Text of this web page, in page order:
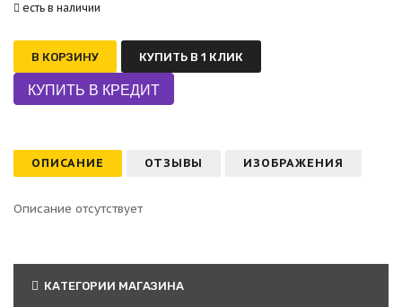
есть в наличии
В КОРЗИНУ КУПИТЬ В 1 КЛИК
ОПИСАНИЕ ОТЗЫВЫ ИЗОБРАЖЕНИЯ
Описание отсутствует
КАТЕГОРИИ МАГАЗИНА